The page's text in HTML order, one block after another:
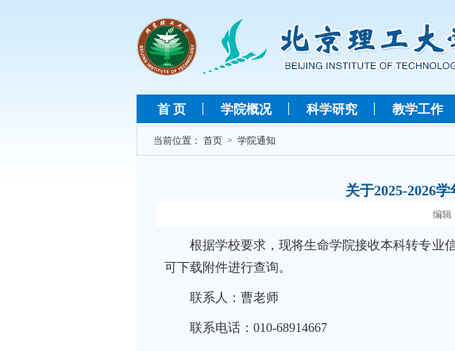
首 页 学院概况 科学研究 教学工作
当前位置： 首页 > 学院通知
关于2025-2026
编辑
根据学校要求，现将生命学院接收本科转专业
可下载附件进行查询。
联系人：曹老师
联系电话：010-68914667